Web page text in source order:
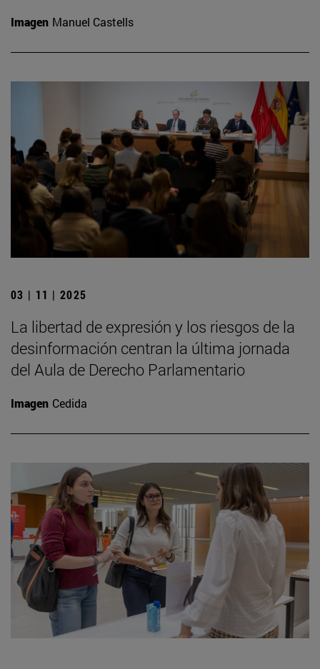
Imagen Manuel Castells
03 | 11 | 2025
La libertad de expresión y los riesgos de la
desinformación centran la última jornada
del Aula de Derecho Parlamentario
Imagen Cedida